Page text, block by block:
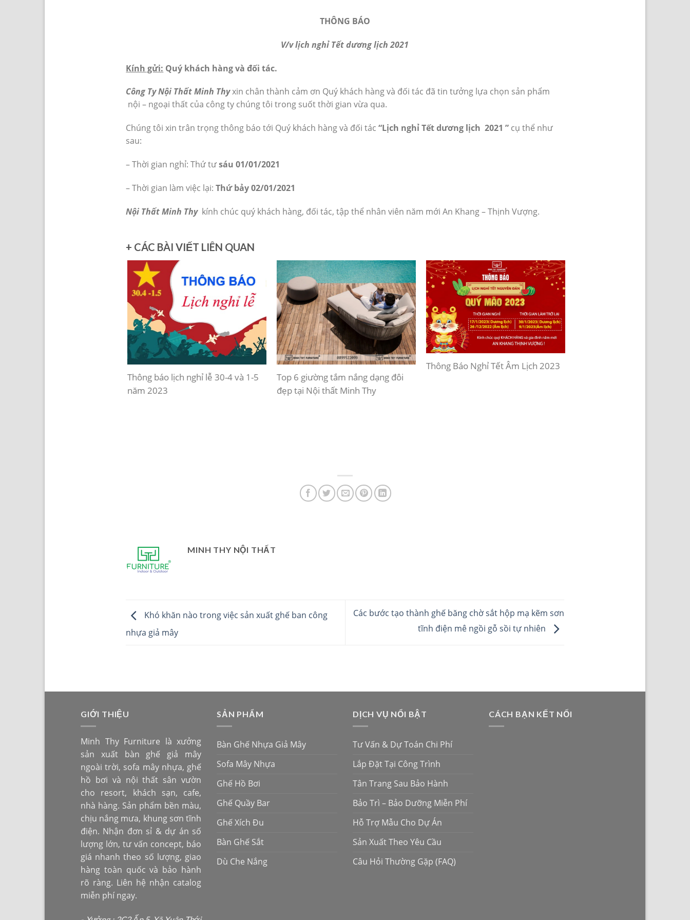
THÔNG BÁO
V/v lịch nghỉ Tết dương lịch 2021
Kính gửi: Quý khách hàng và đối tác.
Công Ty Nội Thất Minh Thyxin chân thành cảm ơn Quý khách hàng và đối tác đã tin tưởng lựa chọn sản phẩm
nội – ngoại thất của công ty chúng tôi trong suốt thời gian vừa qua.
Chúng tôi xin trân trọng thông báo tới Quý khách hàng và đối tác “Lịch nghỉ Tết dương lịch 2021 ” cụ thể như
sau:
– Thời gian nghỉ: Thứ tưsáu 01/01/2021
– Thời gian làm việc lại:Thứ bảy02/01/2021
Nội Thất Minh Thykính chúc quý khách hàng, đối tác, tập thể nhân viên năm mới An Khang – Thịnh Vượng.
+ CÁC BÀI VIẾT LIÊN QUAN
Thông báo lịch nghỉ lễ 30-4 và 1-5
năm 2023
Top 6 giường tắm nắng dạng đôi
đẹp tại Nội thất Minh Thy
Thông Báo Nghỉ Tết Âm Lịch 2023
MINH THY NỘI THẤT
Khó khăn nào trong việc sản xuất ghế ban công
nhựa giả mây
Các bước tạo thành ghế băng chờ sắt hộp mạ kẽm sơn
tĩnh điện mê ngồi gỗ sồi tự nhiên
GIỚI THIỆU
Minh Thy Furniture là xưởng
sản xuất bàn ghế giả mây
ngoài trời, sofa mây nhựa, ghế
hồ bơi và nội thất sân vườn
cho resort, khách sạn, cafe,
nhà hàng. Sản phẩm bền màu,
chịu nắng mưa, khung sơn tĩnh
điện. Nhận đơn sỉ & dự án số
lượng lớn, tư vấn concept, báo
giá nhanh theo số lượng, giao
hàng toàn quốc và bảo hành
rõ ràng. Liên hệ nhận catalog
miễn phí ngay.
SẢN PHẨM
Bàn Ghế Nhựa Giả Mây
Sofa Mây Nhựa
Ghế Hồ Bơi
Ghế Quầy Bar
Ghế Xích Đu
Bàn Ghế Sắt
Dù Che Nắng
DỊCH VỤ NỔI BẬT
Tư Vấn & Dự Toán Chi Phí
Lắp Đặt Tại Công Trình
Tân Trang Sau Bảo Hành
Bảo Trì – Bảo Dưỡng Miễn Phí
Hỗ Trợ Mẫu Cho Dự Án
Sản Xuất Theo Yêu Cầu
Câu Hỏi Thường Gặp (FAQ)
CÁCH BẠN KẾT NỐI